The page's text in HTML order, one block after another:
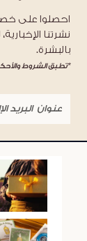
نشرتنا
بالبشرة.
*تطبق الشروط